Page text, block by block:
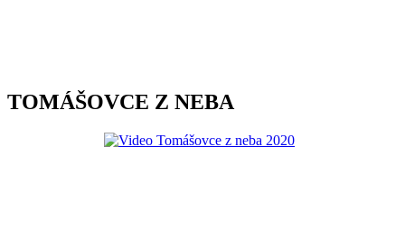
TOMÁŠOVCE Z NEBA